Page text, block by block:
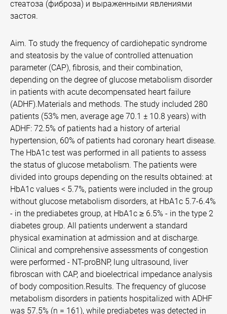
стеатоза (фиброза) и выраженными явлениями
застоя.
Aim. To study the frequency of cardiohepatic syndrome
and steatosis by the value of controlled attenuation
parameter (CAP), fibrosis, and their combination,
depending on the degree of glucose metabolism disorder
in patients with acute decompensated heart failure
(ADHF).Materials and methods. The study included 280
patients (53% men, average age 70.1 ± 10.8 years) with
ADHF: 72.5% of patients had a history of arterial
hypertension, 60% of patients had coronary heart disease.
The HbA1c test was performed in all patients to assess
the status of glucose metabolism. The patients were
divided into groups depending on the results obtained: at
HbA1c values < 5.7%, patients were included in the group
without glucose metabolism disorders, at HbA1c 5.7-6.4%
- in the prediabetes group, at HbA1c ≥ 6.5% - in the type 2
diabetes group. All patients underwent a standard
physical examination at admission and at discharge.
Clinical and comprehensive assessments of congestion
were performed - NT-proBNP, lung ultrasound, liver
fibroscan with CAP, and bioelectrical impedance analysis
of body composition.Results. The frequency of glucose
metabolism disorders in patients hospitalized with ADHF
was 57.5% (n = 161), while prediabetes was detected in